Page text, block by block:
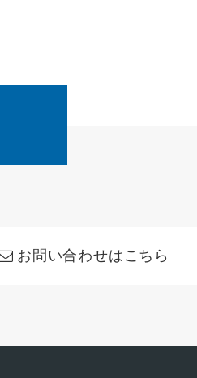
お問い合わせはこちら